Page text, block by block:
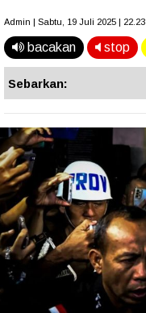
Admin | Sabtu, 19 Juli 2025 | 22.23
bacakan stop
Sebarkan: